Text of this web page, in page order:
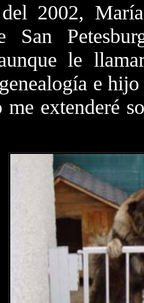
2002,
San
le
e
me extenderé